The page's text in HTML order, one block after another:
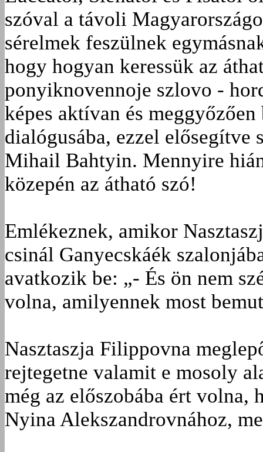
szóval a távoli
sérelmek feszülnek
hogy hogyan keressük az
ponyiknovennoje szlovo -
képes aktívan és
dialógusába, ezzel elősegítve
Mihail Bahtyin. Mennyire
közepén az átható szó!
Emlékeznek, amikor
csinál Ganyecskáék
avatkozik be: „- És ön nem
volna, amilyennek most
Nasztaszja Filippovna
rejtegetne valamit e mosoly
még az előszobába ért
Nyina Alekszandrovnához,